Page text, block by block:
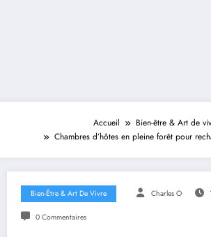
Accueil
Bien-être & Art de
Chambres d’hôtes en pleine forêt pour
Bien-Être & Art De Vivre Charles O
0 Commentaires